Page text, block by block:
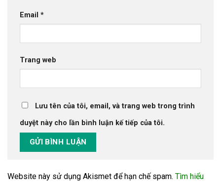
Email *
Trang web
Lưu tên của tôi, email, và trang web trong trình
duyệt này cho lần bình luận kế tiếp của tôi.
Website này sử dụng Akismet để hạn chế spam. Tìm hiểu